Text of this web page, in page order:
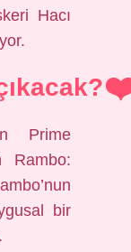
Hacı
Prime
Rambo:
bir